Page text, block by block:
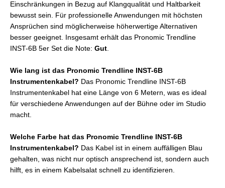
Einschränkungen in Bezug auf Klangqualität und Haltbarkeit
bewusst sein. Für professionelle Anwendungen mit höchsten
Ansprüchen sind möglicherweise höherwertige Alternativen
besser geeignet. Insgesamt erhält das Pronomic Trendline
INST-6B 5er Set die Note: Gut.
Wie lang ist das Pronomic Trendline INST-6B
Instrumentenkabel? Das Pronomic Trendline INST-6B
Instrumentenkabel hat eine Länge von 6 Metern, was es ideal
für verschiedene Anwendungen auf der Bühne oder im Studio
macht.
Welche Farbe hat das Pronomic Trendline INST-6B
Instrumentenkabel? Das Kabel ist in einem auffälligen Blau
gehalten, was nicht nur optisch ansprechend ist, sondern auch
hilft, es in einem Kabelsalat schnell zu identifizieren.